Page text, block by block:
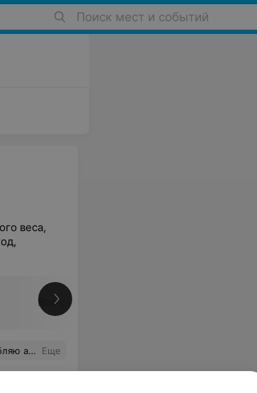
Поиск мест и событий
веса,
Все цены
10 лет. Еще